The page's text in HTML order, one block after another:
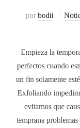
por bodii
Empieza la
perfectos cuando
un fin solamente
Exfoliando
evitamos que
temprana